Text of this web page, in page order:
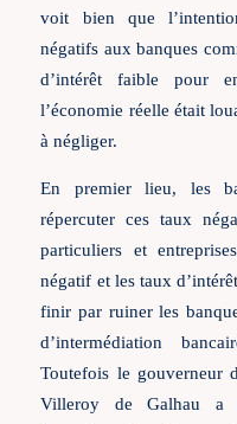
voit bien que
négatifs aux banques
d’intérêt faible pour
l’économie réelle était
à négliger.
En premier lieu, les
répercuter ces taux
particuliers et
négatif et les taux
finir par ruiner les
d’intermédiation
Toutefois le gouverneur
Villeroy de Galhau